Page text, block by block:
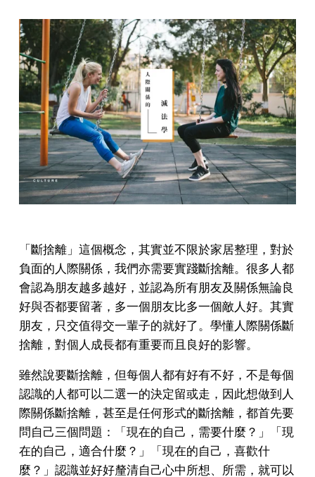
「斷捨離」這個概念，其實並不限於家居整理，對於
負面的人際關係，我們亦需要實踐斷捨離。很多人都
會認為朋友越多越好，並認為所有朋友及關係無論良
好與否都要留著，多一個朋友比多一個敵人好。其實
朋友，只交值得交一輩子的就好了。學懂人際關係斷
捨離，對個人成長都有重要而且良好的影響。
雖然說要斷捨離，但每個人都有好有不好，不是每個
認識的人都可以二選一的決定留或走，因此想做到人
際關係斷捨離，甚至是任何形式的斷捨離，都首先要
問自己三個問題：「現在的自己，需要什麼？」「現
在的自己，適合什麼？」「現在的自己，喜歡什
麼？」認識並好好釐清自己心中所想、所需，就可以